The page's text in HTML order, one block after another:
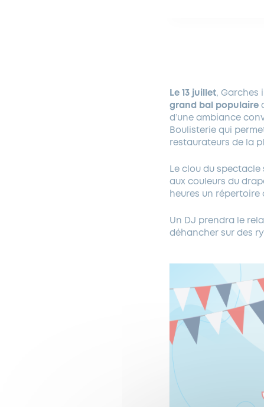
Le 13 juillet, Garches
grand
bal populaire
d’une ambiance
Boulisterie qui
restaurateurs de la
Le clou du spectacle
aux couleurs du
heures un répertoire
Un DJ prendra le
déhancher sur des